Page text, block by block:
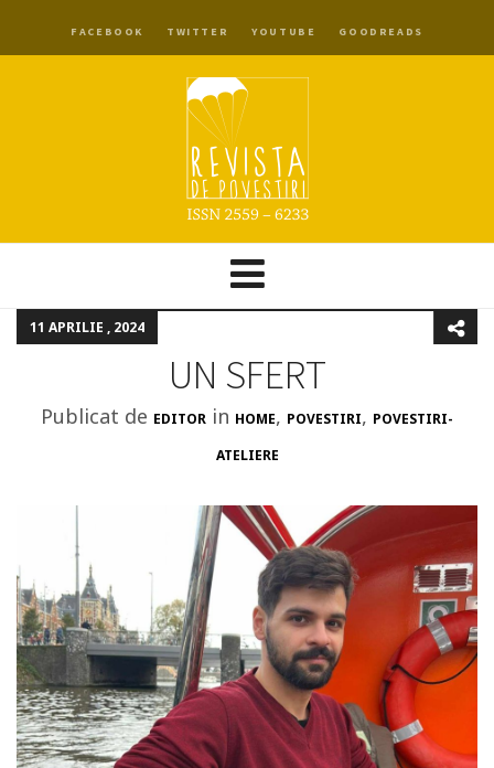
FACEBOOK TWITTER YOUTUBE GOODREADS
11 APRILIE , 2024
UN SFERT
Publicat de EDITOR in HOME, POVESTIRI, POVESTIRI-
ATELIERE